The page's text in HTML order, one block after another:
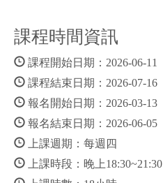
課程時間資訊
課程開始日期：2026-06-11
課程結束日期：2026-07-16
報名開始日期：2026-03-13
報名結束日期：2026-06-05
上課週期：每週四
上課時段：晚上18:30~21:30